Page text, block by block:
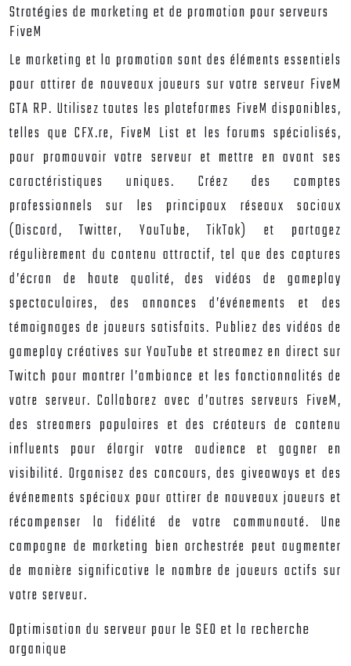
Stratégies de marketing et de promotion pour serveurs
FiveM
Le marketing et la promotion sont des éléments essentiels
pour attirer de nouveaux joueurs sur votre serveur FiveM
GTA RP. Utilisez toutes les plateformes FiveM disponibles,
telles que CFX.re, FiveM List et les forums spécialisés,
pour promouvoir votre serveur et mettre en avant ses
caractéristiques uniques. Créez des comptes
professionnels sur les principaux réseaux sociaux
(Discord, Twitter, YouTube, TikTok) et partagez
régulièrement du contenu attractif, tel que des captures
d’écran de haute qualité, des vidéos de gameplay
spectaculaires, des annonces d’événements et des
témoignages de joueurs satisfaits. Publiez des vidéos de
gameplay créatives sur YouTube et streamez en direct sur
Twitch pour montrer l’ambiance et les fonctionnalités de
votre serveur. Collaborez avec d’autres serveurs FiveM,
des streamers populaires et des créateurs de contenu
influents pour élargir votre audience et gagner en
visibilité. Organisez des concours, des giveaways et des
événements spéciaux pour attirer de nouveaux joueurs et
récompenser la fidélité de votre communauté. Une
campagne de marketing bien orchestrée peut augmenter
de manière significative le nombre de joueurs actifs sur
votre serveur.
Optimisation du serveur pour le SEO et la recherche
organique